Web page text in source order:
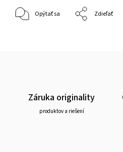
Opýtať sa Zdieľať
Záruka originality
produktov a riešení